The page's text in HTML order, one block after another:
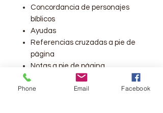
Concordancia de personajes
bíblicos
Ayudas
Referencias cruzadas a pie de
página
Notas a pie de página
32 páginas a todo color con
ayudas: versículo clave de cada
Phone Email Facebook